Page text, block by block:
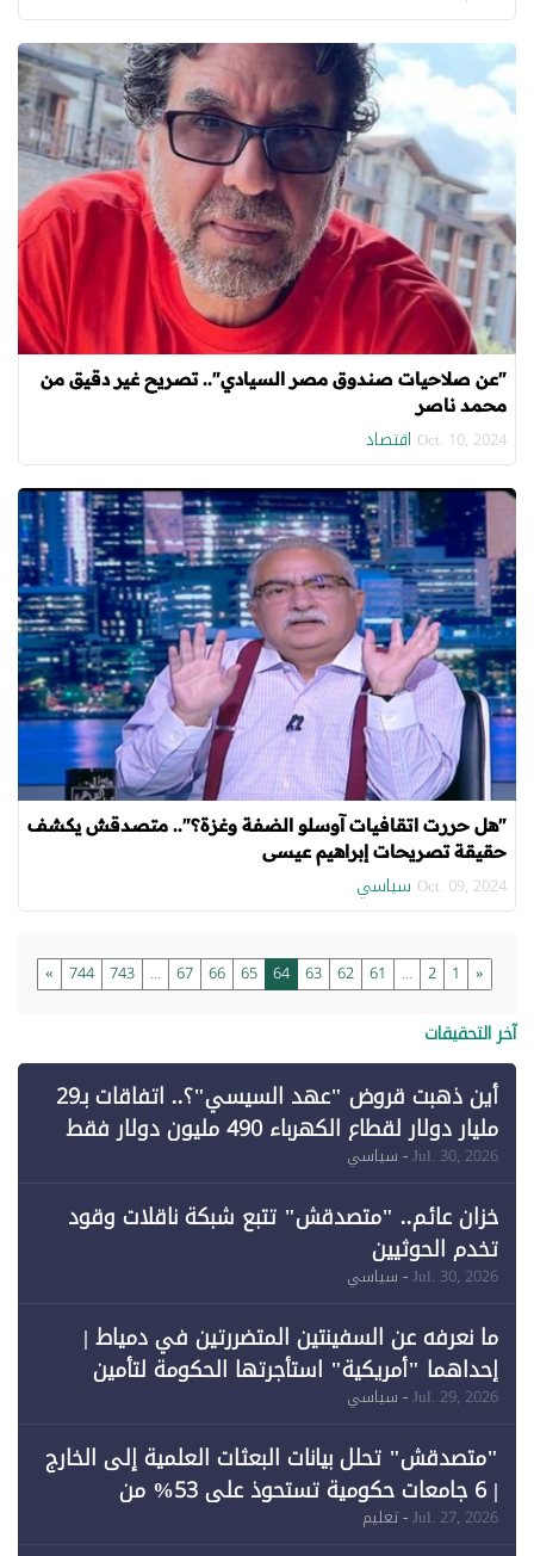
"عن صلاحيات صندوق مصر السيادي".. تصريح غير دقيق من
محمد ناصر
Oct. 10, 2024 اقتصاد
"هل حررت اتقافيات آوسلو الضفة وغزة؟".. متصدقش يكشف
حقيقة تصريحات إبراهيم عيسى
Oct. 09, 2024 سياسي
«
1
2
...
61
62
63
64
65
66
67
...
743
744
»
آخر التحقيقات
أين ذهبت قروض "عهد السيسي"؟.. اتفاقات بـ29
مليار دولار لقطاع الكهرباء 490 مليون دولار فقط
لـ"الطاقة المتجددة" (1)
Jul. 30, 2026- سياسي
خزان عائم.. "متصدقش" تتبع شبكة ناقلات وقود
تخدم الحوثيين
Jul. 30, 2026- سياسي
ما نعرفه عن السفينتين المتضررتين في دمياط |
إحداهما "أمريكية" استأجرتها الحكومة لتأمين
احتياجات الطاقة
Jul. 29, 2026- سياسي
"متصدقش" تحلل بيانات البعثات العلمية إلى الخارج
| 6 جامعات حكومية تستحوذ على 53% من
Jul. 27, 2026- تعليم